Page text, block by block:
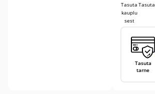
Tasuta
kauplu
sest
Tasuta
Tasuta
tarne